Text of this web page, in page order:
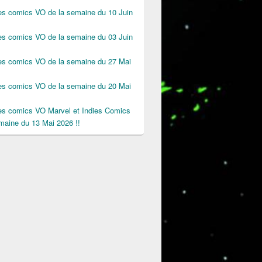
comics VO de la semaine du 10 Juin
comics VO de la semaine du 03 Juin
comics VO de la semaine du 27 Mai
comics VO de la semaine du 20 Mai
comics VO Marvel et Indies Comics
du 13 Mai 2026 !!